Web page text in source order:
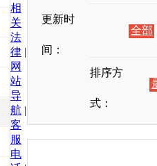
更新时
间：
全部
排序方
式：
相
关
法
律 |
网
站
导
航 |
客
服
电